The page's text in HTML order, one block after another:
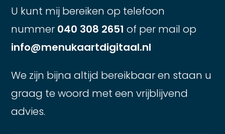
U kunt mij bereiken op telefoon
nummer 040 308 2651 of per mail op
info@menukaartdigitaal.nl
We zijn bijna altijd bereikbaar en staan u
graag te woord met een vrijblijvend
advies.